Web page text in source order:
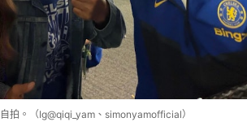
拍。（Ig@qiqi_yam、simonyamofficial）